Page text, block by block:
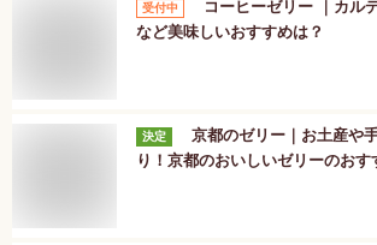
受付中
コーヒーゼリー ｜カル
など美味しいおすすめは？
決定
京都のゼリー｜お土産や
り！京都のおいしいゼリーのおす